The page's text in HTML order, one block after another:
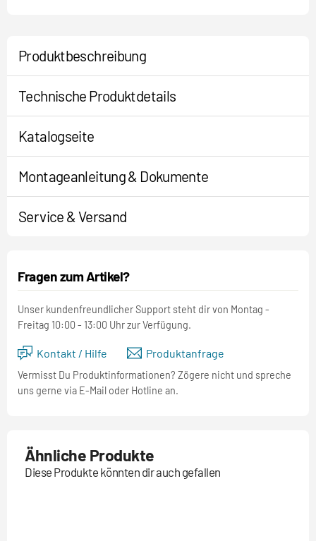
Produktbeschreibung
Technische Produktdetails
Katalogseite
Montageanleitung & Dokumente
Service & Versand
Fragen zum Artikel?
Unser kundenfreundlicher Support steht dir von Montag -
Freitag 10:00 - 13:00 Uhr zur Verfügung.
Kontakt / Hilfe Produktanfrage
Vermisst Du Produktinformationen? Zögere nicht und spreche
uns gerne via E-Mail oder Hotline an.
Ähnliche Produkte
Diese Produkte könnten dir auch gefallen